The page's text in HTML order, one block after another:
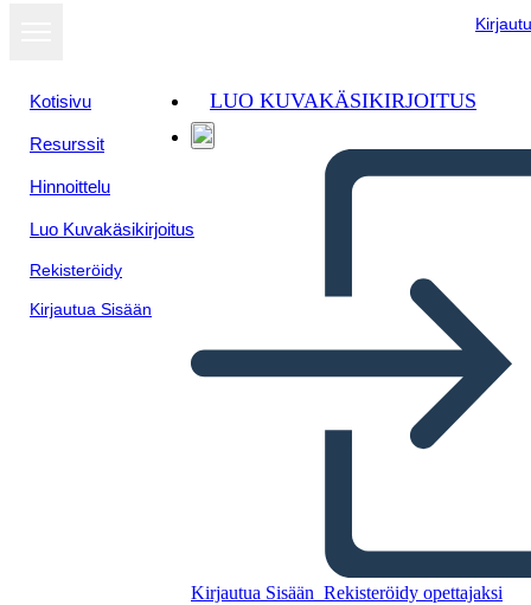
Kotisivu
Resurssit
Hinnoittelu
Luo Kuvakäsikirjoitus
Rekisteröidy
Kirjautua Sisään
LUO KUVAKÄSIKIRJOITUS
Kirjautua Sisään Rekisteröidy opettajaksi
2. Ülevaade
Näytä
diaesityksenä